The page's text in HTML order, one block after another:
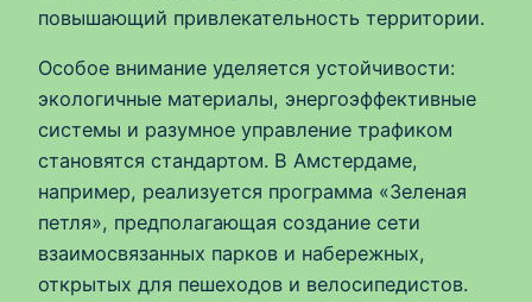
повышающий привлекательность территории.
Особое внимание уделяется устойчивости:
экологичные материалы, энергоэффективные
системы и разумное управление трафиком
становятся стандартом. В Амстердаме,
например, реализуется программа «Зеленая
петля», предполагающая создание сети
взаимосвязанных парков и набережных,
открытых для пешеходов и велосипедистов.